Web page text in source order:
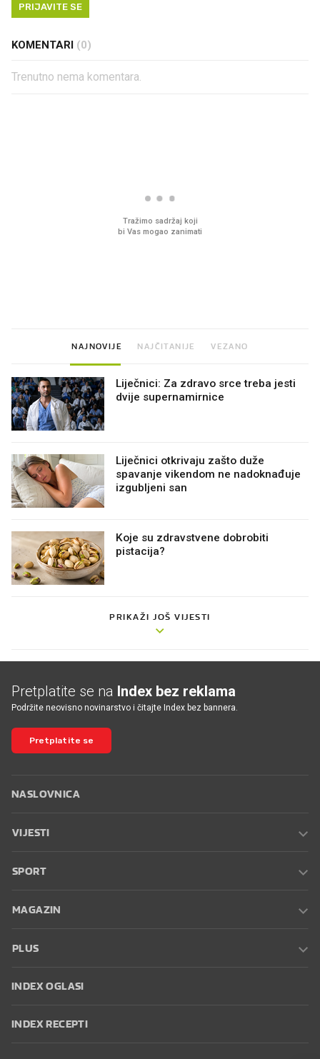
PRIJAVITE SE
KOMENTARI (0)
Trenutno nema komentara.
NAJNOVIJE NAJČITANIJE VEZANO
Liječnici: Za zdravo srce treba jesti
dvije supernamirnice
Liječnici otkrivaju zašto duže
spavanje vikendom ne nadoknađuje
izgubljeni san
Koje su zdravstvene dobrobiti
pistacija?
PRIKAŽI JOŠ VIJESTI
Pretplatite se na Index bez reklama
Podržite neovisno novinarstvo i čitajte Index bez bannera.
Pretplatite se
NASLOVNICA
VIJESTI
SPORT
MAGAZIN
PLUS
INDEX OGLASI
INDEX RECEPTI